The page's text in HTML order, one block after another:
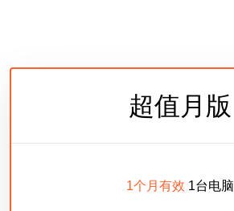
超值月版
1个月有效 1台电脑